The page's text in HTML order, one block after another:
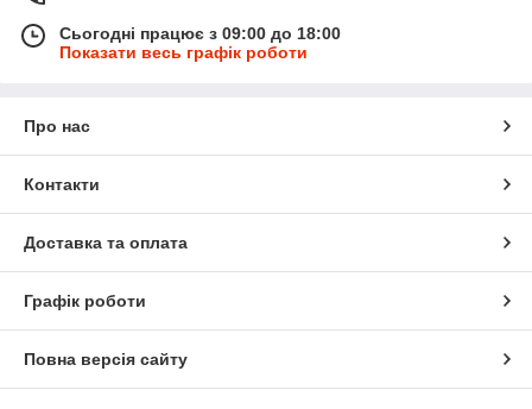
Сьогодні працює з 09:00 до 18:00
Показати весь графік роботи
Про нас
Контакти
Доставка та оплата
Графік роботи
Повна версія сайту